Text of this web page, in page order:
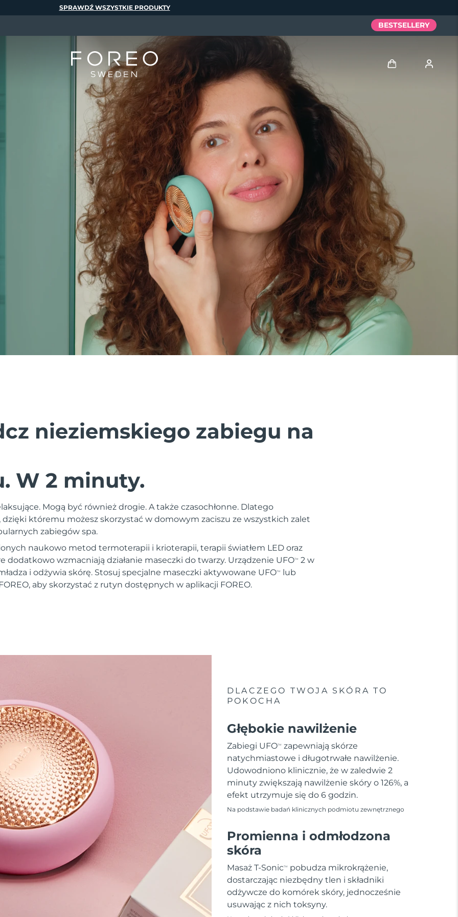
nieziemskiego zabiegu na
W 2 minuty.
Mogą być również drogie. A także czasochłonne. Dlatego
któremu możesz skorzystać w domowym zaciszu ze wszystkich zalet
zabiegów spa.
naukowo metod termoterapii i krioterapii, terapii światłem LED oraz
dodatkowo wzmacniają działanie maseczki do twarzy. Urządzenie UFOTM
2 w
i odżywia skórę. Stosuj specjalne maseczki aktywowane UFOTM
lub
aby skorzystać z rutyn dostępnych w aplikacji FOREO.
DLACZEGO TWOJA SKÓRA TO
POKOCHA
Głębokie nawilżenie
Zabiegi UFOTM
zapewniają skórze
natychmiastowe i długotrwałe nawilżenie.
Udowodniono klinicznie, że w zaledwie 2
minuty zwiększają nawilżenie skóry o 126%, a
efekt utrzymuje się do 6 godzin.
Na podstawie badań klinicznych podmiotu zewnętrznego
Promienna i odmłodzona
skóra
Masaż T-SonicTM
pobudza mikrokrążenie,
dostarczając niezbędny tlen i składniki
odżywcze do komórek skóry, jednocześnie
usuwając z nich toksyny.
SPRAWDŹ WSZYSTKIE PRODUKTY
BESTSELLERY
Moje zamówienia
Moje adresy
Moje subskrypcje